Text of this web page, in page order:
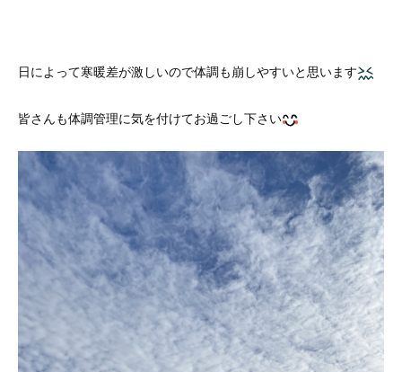
日によって寒暖差が激しいので体調も崩しやすいと思います
皆さんも体調管理に気を付けてお過ごし下さい